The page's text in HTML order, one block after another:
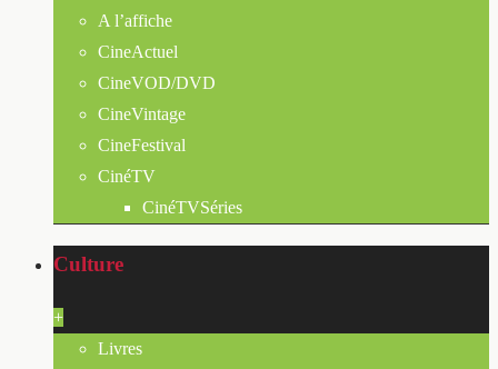
A l’affiche
CineActuel
CineVOD/DVD
CineVintage
CineFestival
CinéTV
CinéTVSéries
Culture
+
Livres